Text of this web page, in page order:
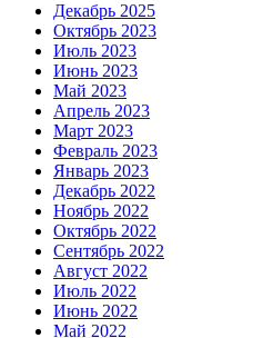
Декабрь 2025
Октябрь 2023
Июль 2023
Июнь 2023
Май 2023
Апрель 2023
Март 2023
Февраль 2023
Январь 2023
Декабрь 2022
Ноябрь 2022
Октябрь 2022
Сентябрь 2022
Август 2022
Июль 2022
Июнь 2022
Май 2022